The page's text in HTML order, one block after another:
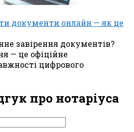
документи онлайн — як це
завірення документів?
— це офіційне
цифрового
про нотаріуса